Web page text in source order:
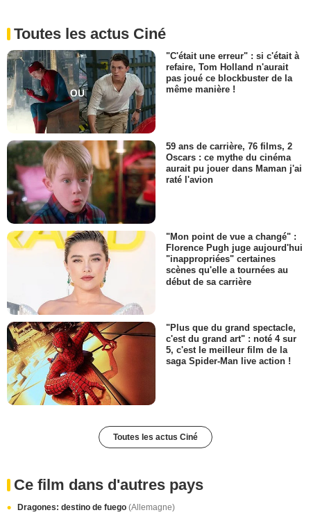
Toutes les actus Ciné
"C'était une erreur" : si c'était à
refaire, Tom Holland n'aurait
pas joué ce blockbuster de la
même manière !
59 ans de carrière, 76 films, 2
Oscars : ce mythe du cinéma
aurait pu jouer dans Maman j'ai
raté l'avion
"Mon point de vue a changé" :
Florence Pugh juge aujourd'hui
"inappropriées" certaines
scènes qu'elle a tournées au
début de sa carrière
"Plus que du grand spectacle,
c'est du grand art" : noté 4 sur
5, c'est le meilleur film de la
saga Spider-Man live action !
Toutes les actus Ciné
Ce film dans d'autres pays
Dragones: destino de fuego (Allemagne)